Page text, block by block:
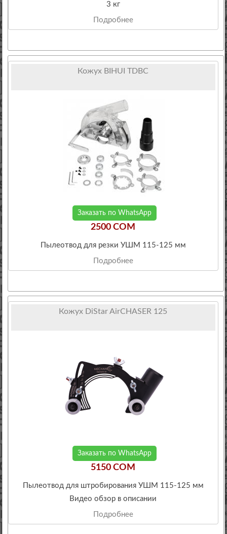
3 кг
Подробнее
Кожух BIHUI TDBC
Заказать по WhatsApp
2500 COM
Пылеотвод для резки УШМ 115-125 мм
Подробнее
Кожух DiStar AirCHASER 125
Заказать по WhatsApp
5150 COM
Пылеотвод для штробирования УШМ 115-125 мм
Видео обзор в описании
Подробнее